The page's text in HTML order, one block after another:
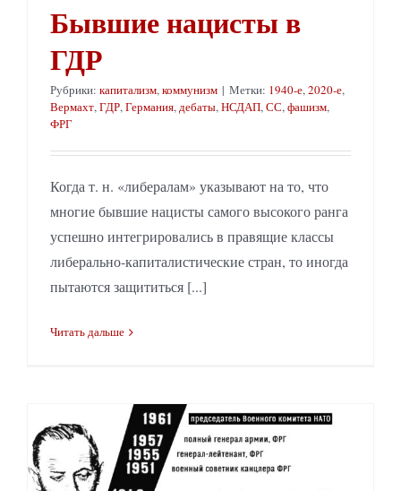
Бывшие нацисты в
ГДР
Рубрики: капитализм,коммунизм | Метки: 1940-е,2020-е,
Вермахт,ГДР,Германия,дебаты,НСДАП,СС,фашизм,
ФРГ
Когда т. н. «либералам» указывают на то, что
многие бывшие нацисты самого высокого ранга
успешно интегрировались в правящие классы
либерально-капиталистические стран, то иногда
пытаются защититься [...]
Читать дальше